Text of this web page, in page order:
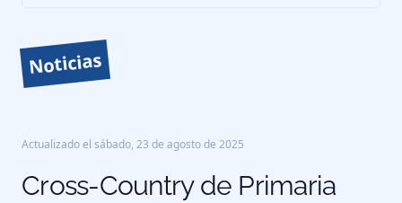
Noticias
Actualizado el sábado, 23 de agosto de 2025
Cross-Country de Primaria